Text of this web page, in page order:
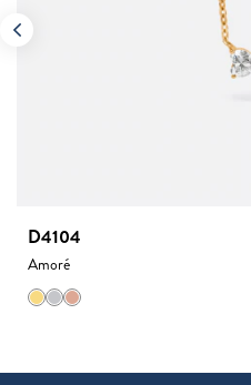
D4104
Amoré